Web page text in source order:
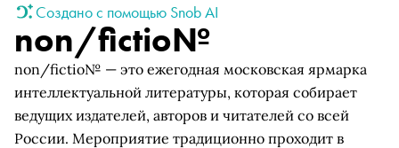
Создано с помощью Snob AI
non/fictio№
non/fictio№ — это ежегодная московская ярмарка
интеллектуальной литературы, которая собирает
ведущих издателей, авторов и читателей со всей
России. Мероприятие традиционно проходит в